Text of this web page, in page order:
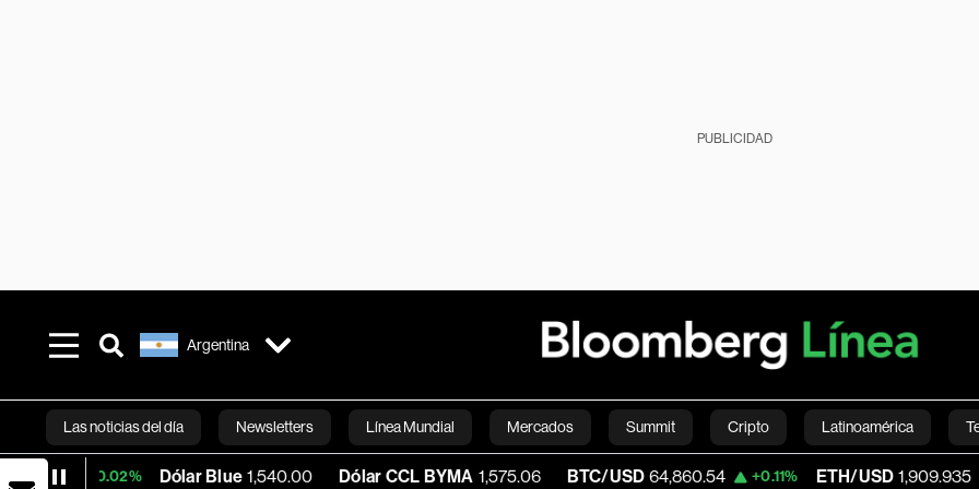
PUBLICIDAD
Argentina
Las noticias del día Newsletters Línea Mundial Mercados Summit Cripto Latinoamérica
Bloomberg Green Economía Estilo de vida Mundo Videos
Dólar Blue 1,540.00 Dólar CCL BYMA 1,575.06 BTC/USD 64,860.54 +0.11% ETH/USD 1,909.935 -0.30%